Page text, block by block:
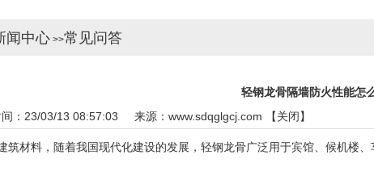
闻中心 >>常见问答
轻钢龙骨隔墙防火性能怎
：23/03/13 08:57:03 来源： www.sdqglgcj.com 【关闭】
材料，随着我国现代化建设的发展，轻钢龙骨广泛用于宾馆、候机楼